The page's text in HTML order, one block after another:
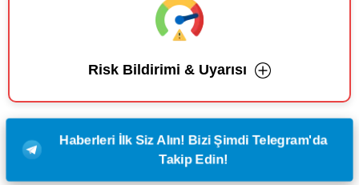
Risk Bildirimi & Uyarısı
Haberleri İlk Siz Alın! Bizi Şimdi Telegram'da
Takip Edin!